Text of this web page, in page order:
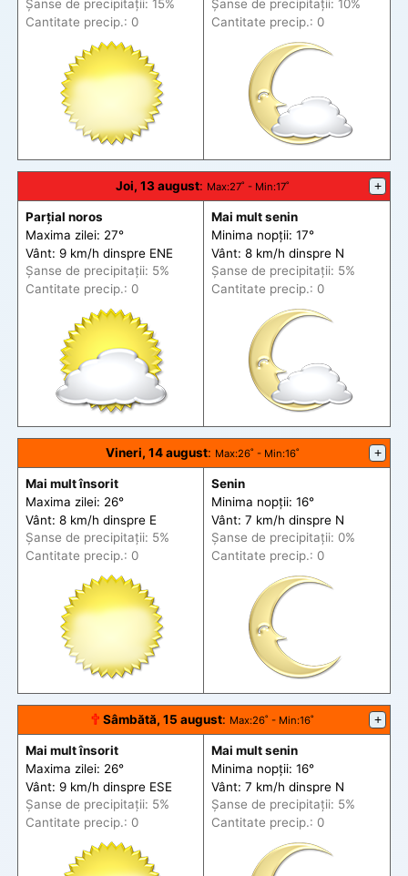
Șanse de precipitații: 15%
Cantitate precip.: 0
Șanse de precipitații: 10%
Cantitate precip.: 0
Joi, 13 august: Max:27˚ - Min:17˚ +
Parțial noros
Maxima zilei: 27°
Vânt: 9 km/h dinspre ENE
Șanse de precipitații: 5%
Cantitate precip.: 0
Mai mult senin
Minima nopții: 17°
Vânt: 8 km/h dinspre N
Șanse de precipitații: 5%
Cantitate precip.: 0
Vineri, 14 august: Max:26˚ - Min:16˚ +
Mai mult însorit
Maxima zilei: 26°
Vânt: 8 km/h dinspre E
Șanse de precipitații: 5%
Cantitate precip.: 0
Senin
Minima nopții: 16°
Vânt: 7 km/h dinspre N
Șanse de precipitații: 0%
Cantitate precip.: 0
🕆 Sâmbătă, 15 august: Max:26˚ - Min:16˚ +
Mai mult însorit
Maxima zilei: 26°
Vânt: 9 km/h dinspre ESE
Șanse de precipitații: 5%
Cantitate precip.: 0
Mai mult senin
Minima nopții: 16°
Vânt: 7 km/h dinspre N
Șanse de precipitații: 5%
Cantitate precip.: 0